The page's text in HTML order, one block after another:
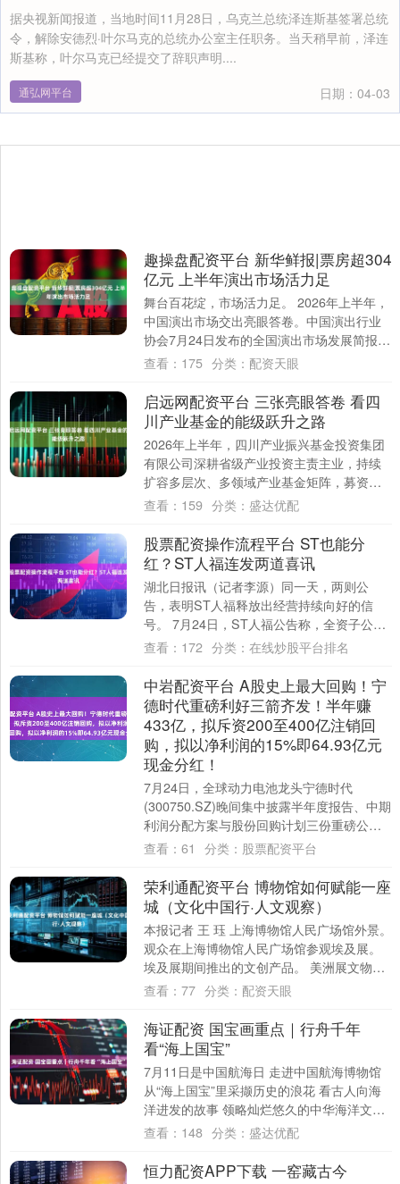
据央视新闻报道，当地时间11月28日，乌克兰总统泽连斯基签署总统
令，解除安德烈·叶尔马克的总统办公室主任职务。当天稍早前，泽连
斯基称，叶尔马克已经提交了辞职声明....
通弘网平台 日期：04-03
趣操盘配资平台 新华鲜报|票房超304
亿元 上半年演出市场活力足
舞台百花绽，市场活力足。 2026年上半年，
中国演出市场交出亮眼答卷。中国演出行业
协会7月24日发布的全国演出市场发展简报显
示，上半年全国营业性演出（不含娱乐场....
查看： 175 分类： 配资天眼
启远网配资平台 三张亮眼答卷 看四
川产业基金的能级跃升之路
2026年上半年，四川产业振兴基金投资集团
有限公司深耕省级产业投资主责主业，持续
扩容多层次、多领域产业基金矩阵，募资、
投资、产业培育同步跑出增长曲线，以国有
查看： 159 分类： 盛达优配
股票配资操作流程平台 ST也能分
红？ST人福连发两道喜讯
湖北日报讯（记者李源）同一天，两则公
告，表明ST人福释放出经营持续向好的信
号。 7月24日，ST人福公告称，全资子公司
武汉普克获得国家药监局核准签发的酒石酸
查看： 172 分类： 在线炒股平台排名
中岩配资平台 A股史上最大回购！宁
德时代重磅利好三箭齐发！半年赚
433亿，拟斥资200至400亿注销回
购，拟以净利润的15%即64.93亿元
现金分红！
7月24日，全球动力电池龙头宁德时代
(300750.SZ)晚间集中披露半年度报告、中期
利润分配方案与股份回购计划三份重磅公
告，一次性释放业绩、分红、回购三重超
查看： 61 分类： 股票配资平台
荣利通配资平台 博物馆如何赋能一座
城（文化中国行·人文观察）
本报记者 王 珏 上海博物馆人民广场馆外景。
观众在上海博物馆人民广场馆参观埃及展。
埃及展期间推出的文创产品。 美洲展文物雨
神特拉洛克陶罐。 美洲展文物猫科兽....
查看： 77 分类： 配资天眼
海证配资 国宝画重点｜行舟千年
看“海上国宝”
7月11日是中国航海日 走进中国航海博物馆
从“海上国宝”里采撷历史的浪花 看古人向海
洋进发的故事 领略灿烂悠久的中华海洋文明
这件战国时期的青铜壶 生动展现战....
查看： 148 分类： 盛达优配
恒力配资APP下载 一窑藏古今